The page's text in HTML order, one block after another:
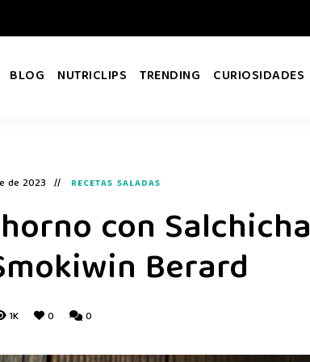
BLOG NUTRICLIPS TRENDING CURIOSIDADES
de 2023 RECETAS SALADAS
con Salchicha
Berard
1K 0 0